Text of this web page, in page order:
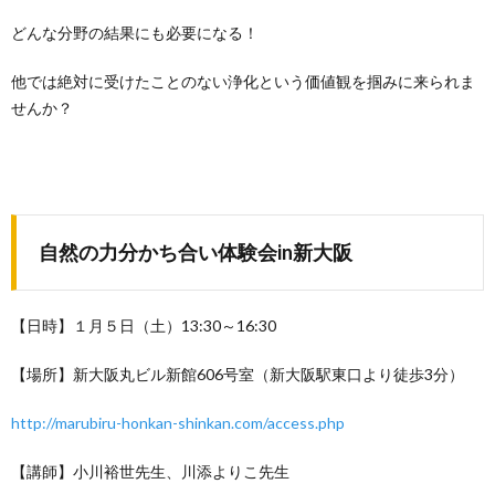
どんな分野の結果にも必要になる！
他では絶対に受けたことのない浄化という価値観を掴みに来られま
せんか？
自然の力分かち合い体験会in新大阪
【日時】１月５日（土）13:30～16:30
【場所】新大阪丸ビル新館606号室（新大阪駅東口より徒歩3分）
http://marubiru-honkan-shinkan.com/access.php
【講師】小川裕世先生、川添よりこ先生